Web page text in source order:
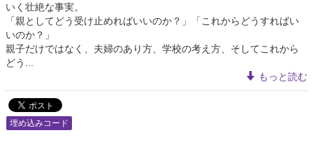
いく壮絶な事実。
「親としてどう受け止めればいいのか？」「これからどうすればい
いのか？」
親子だけではなく、夫婦のあり方、学校の考え方、そしてこれから
どう...
もっと読む
埋め込みコード